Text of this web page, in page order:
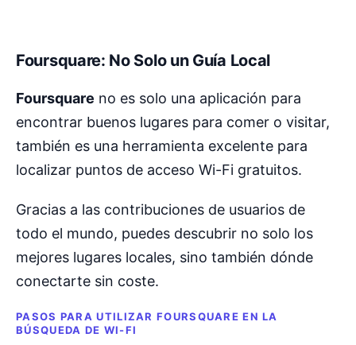
Foursquare: No Solo un Guía Local
Foursquare no es solo una aplicación para
encontrar buenos lugares para comer o visitar,
también es una herramienta excelente para
localizar puntos de acceso Wi-Fi gratuitos.
Gracias a las contribuciones de usuarios de
todo el mundo, puedes descubrir no solo los
mejores lugares locales, sino también dónde
conectarte sin coste.
PASOS PARA UTILIZAR FOURSQUARE EN LA
BÚSQUEDA DE WI-FI